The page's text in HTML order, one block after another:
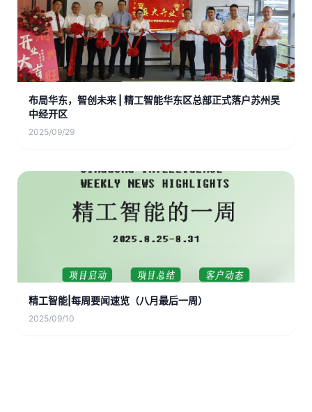
布局华东，智创未来 | 精工智能华东区总部正式落户苏州吴
中经开区
2025/09/29
精工智能|每周要闻速览（八月最后一周）
2025/09/10